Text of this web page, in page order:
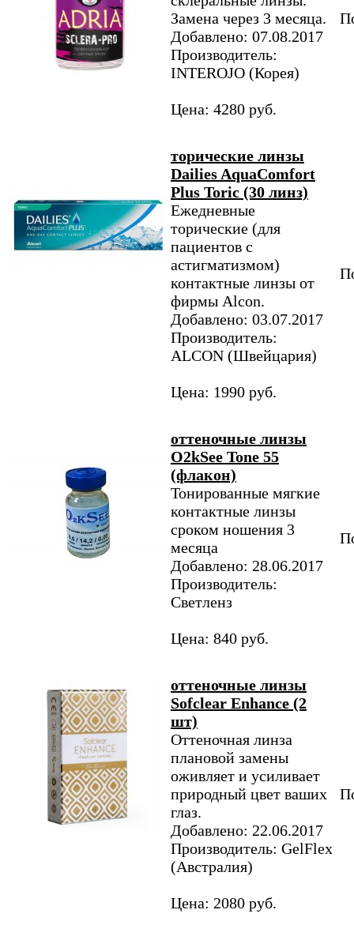
Замена через 3 месяца.
Добавлено: 07.08.2017
Производитель:
INTEROJO (Корея)
Цена: 4280 руб.
торические линзы
Dailies AquaComfort
Plus Toric (30 линз)
Ежедневные
торические (для
пациентов с
астигматизмом)
контактные линзы от
фирмы Alcon.
Добавлено: 03.07.2017
Производитель:
ALCON (Швейцария)
Цена: 1990 руб.
оттеночные линзы
O2kSee Tone 55
(флакон)
Тонированные мягкие
контактные линзы
сроком ношения 3
месяца
Добавлено: 28.06.2017
Производитель:
Светленз
Цена: 840 руб.
оттеночные линзы
Sofclear Enhance (2
шт)
Оттеночная линза
плановой замены
оживляет и усиливает
природный цвет ваших
глаз.
Добавлено: 22.06.2017
Производитель: GelFlex
(Австралия)
Цена: 2080 руб.